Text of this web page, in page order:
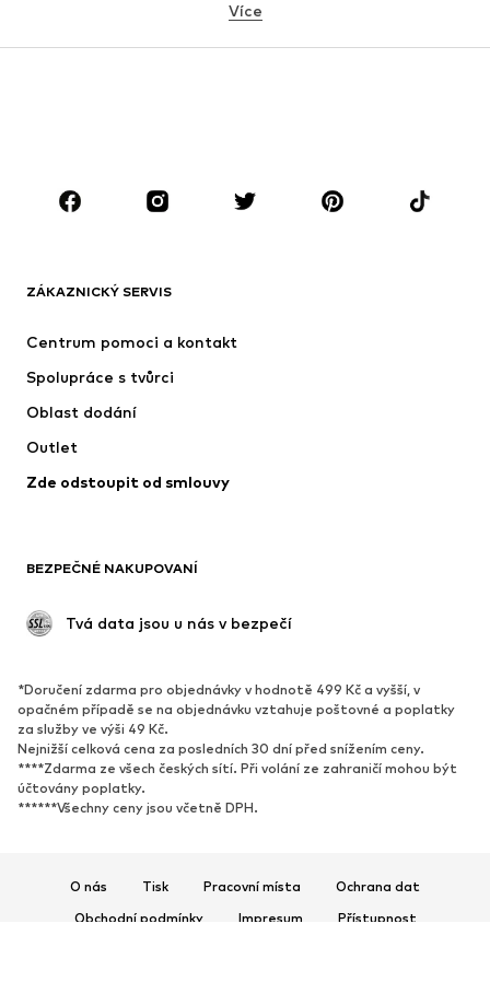
Košile
Kabáty
Obleky & saka
OBLEČENÍ
Bundy
Obleky & saka
Plavky
Příležitosti
Upcyklace
Nové
Kotníkové boty & kozačky
Polobotky
SPORT
Sportovní oblečení
Druhy sportů
Sportovní boty
Kšiltovky & čepice
Více
ZÁKAZNICKÝ SERVIS
Centrum pomoci a kontakt
Spolupráce s tvůrci
Oblast dodání
Outlet
Zde odstoupit od smlouvy
BEZPEČNÉ NAKUPOVANÍ
Tvá data jsou u nás v bezpečí
*Doručení zdarma pro objednávky v hodnotě 499 Kč a vyšší, v
opačném případě se na objednávku vztahuje poštovné a poplatky
za služby ve výši 49 Kč.
Nejnižší celková cena za posledních 30 dní před snížením ceny.
****Zdarma ze všech českých sítí. Při volání ze zahraničí mohou být
účtovány poplatky.
******Všechny ceny jsou včetně DPH.
O nás Tisk Pracovní místa
Ochrana dat
Obchodní podmínky
Impresum
Přístupnost